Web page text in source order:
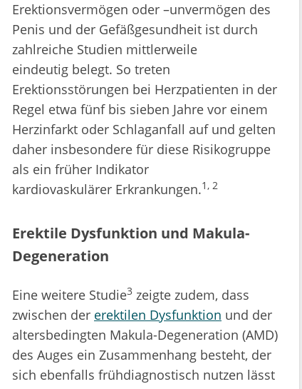
Erektionsvermögen oder –unvermögen des
Penis und der Gefäßgesundheit ist durch
zahlreiche Studien mittlerweile
eindeutig belegt. So treten
Erektionsstörungen bei Herzpatienten in der
Regel etwa fünf bis sieben Jahre vor einem
Herzinfarkt oder Schlaganfall auf und gelten
daher insbesondere für diese Risikogruppe
als ein früher Indikator
kardiovaskulärer Erkrankungen.1, 2
Erektile Dysfunktion und Makula-
Degeneration
Eine weitere Studie3 zeigte zudem, dass
zwischen der erektilen Dysfunktion und der
altersbedingten Makula-Degeneration (AMD)
des Auges ein Zusammenhang besteht, der
sich ebenfalls frühdiagnostisch nutzen lässt